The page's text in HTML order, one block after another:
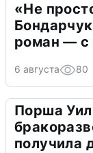
«Не
роман — с
6 августа 80
Порша
получила